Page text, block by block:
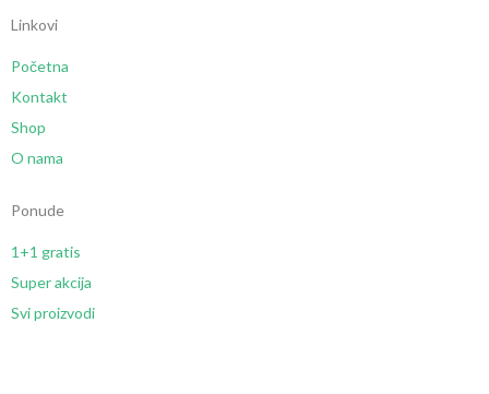
Linkovi
Početna
Kontakt
Shop
O nama
Ponude
1+1 gratis
Super akcija
Svi proizvodi